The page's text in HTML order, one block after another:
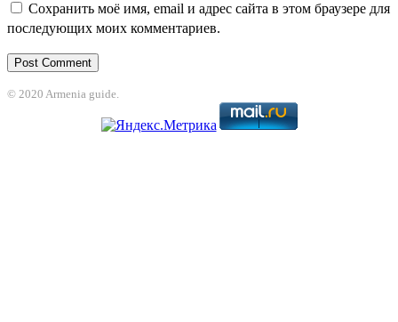
Сохранить моё имя, email и адрес сайта в этом браузере для
последующих моих комментариев.
© 2020 Armenia guide.